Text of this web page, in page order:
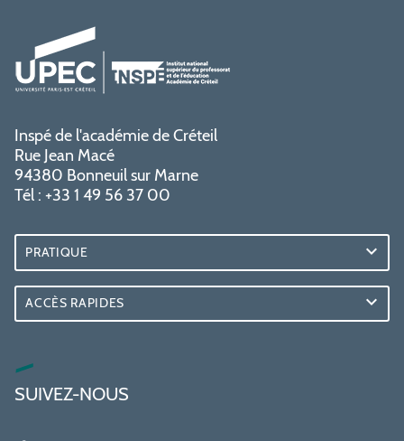
Inspé de l'académie de Créteil
Rue Jean Macé
94380 Bonneuil sur Marne
Tél : +33 1 49 56 37 00
PRATIQUE
ACCÈS RAPIDES
SUIVEZ-NOUS